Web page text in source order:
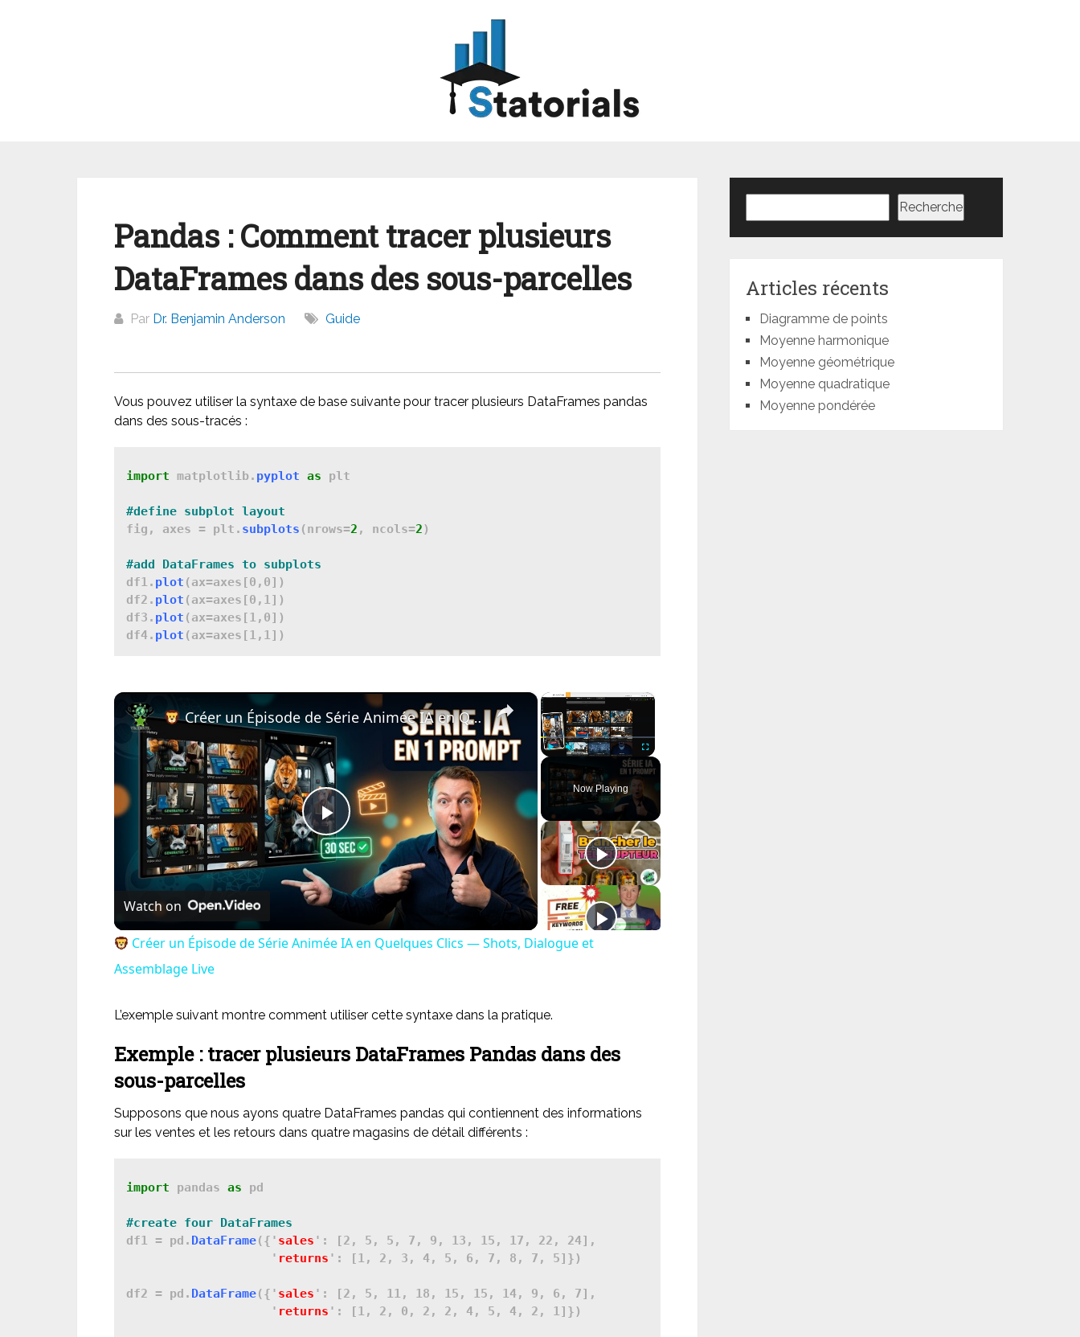
Pandas : Comment tracer plusieurs
DataFrames dans des sous-parcelles
Par Dr. Benjamin Anderson Guide
Vous pouvez utiliser la syntaxe de base suivante pour tracer plusieurs DataFrames pandas
dans des sous-tracés :
import matplotlib. pyplot as plt
fig, axes = plt. subplots (nrows=2 , ncols=2)
df1. plot (ax=axes[0,0])
df2. plot (ax=axes[0,1])
df3. plot (ax=axes[1,0])
df4. plot
×
Fullscreen
Now Playing
×
Play
Video
Créer un Épisode de Série Animée IA en Quelques Clics — Shots, Dialogue et Assemblage Live
Watch on
Créer un Épisode de Série Animée IA en Quelques Clics — Shots, Dialogue et
Assemblage Live
L’exemple suivant montre comment utiliser cette syntaxe dans la pratique.
Exemple : tracer plusieurs DataFrames Pandas dans des
sous-parcelles
Supposons que nous ayons quatre DataFrames pandas qui contiennent des informations
sur les ventes et les retours dans quatre magasins de détail différents :
import pandas as pd
df1 = pd. DataFrame({' sales ': [2, 5, 5, 7, 9, 13, 15, 17, 22, 24],
                    '
returns ': [1, 2, 3, 4, 5, 6, 7, 8, 7, 5]})
df2 = pd. DataFrame({' sales ': [2, 5, 11, 18, 15, 15, 14, 9, 6, 7],
                    '
returns ': [1, 2, 0, 2, 2, 4, 5, 4, 2, 1]})
Recherche
Articles récents
Diagramme de points
Moyenne harmonique
Moyenne géométrique
Moyenne quadratique
Moyenne pondérée